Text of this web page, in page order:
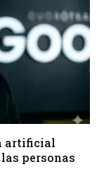
artificial
personas